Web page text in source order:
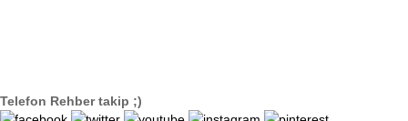
Telefon Rehber takip ;)